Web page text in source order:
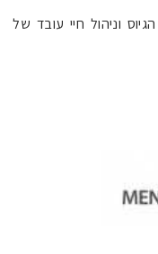
וניהול חיי עובד של